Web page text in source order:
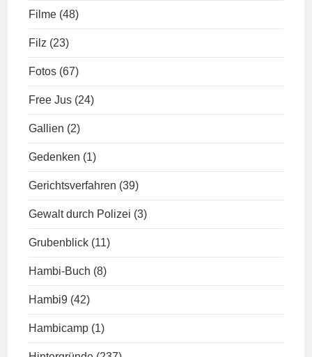
Filme (48)
Filz (23)
Fotos (67)
Free Jus (24)
Gallien (2)
Gedenken (1)
Gerichtsverfahren (39)
Gewalt durch Polizei (3)
Grubenblick (11)
Hambi-Buch (8)
Hambi9 (42)
Hambicamp (1)